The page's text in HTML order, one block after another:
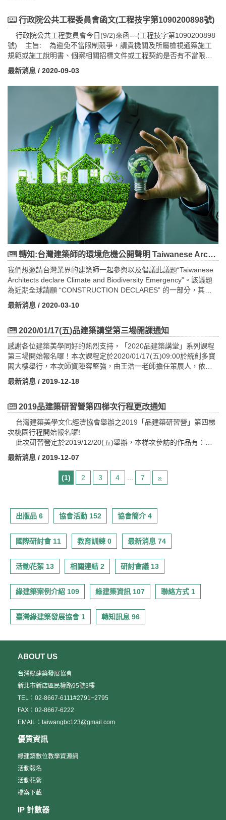
確認合格者必須全程參加財團法人台灣建築中心擇期開辦之「綠建
築評定儲備小組成員培訓課程」，以取得評定小組成員之合格證
書。有關評定小組成員之責任義務規定，請至財團法人台灣建築中
心參閱「財團法人台灣建築中心綠建築評定小組成員作業規定」。
行政院公共工程委員會函文(工程技字第1090200898號)
行政院公共工程委員會今日(9/2)來函---(工程技字第1090200898
號) 主旨: 為避免不當限制競爭，請貴機關及所屬檢視通案施工
規範或施工說明書、個案相關招標文件或工程契約是否有不當限制
使用摻用再生粒料之高壓混凝土地磚產品，詳如說明，請查
照。 公文來函正本請詳本新聞附件。
最新消息 / 2020-09-03
轉知:台灣建築師的環境危機公開聲明 Taiwanese Architects declare Climate and Biodiversity Emergency
我們想邀請台灣業界的建築師一起參與以及倡議此議題“Taiwanese
Architects declare Climate and Biodiversity Emergency”。該議題
為近期全球請願 “CONSTRUCTION DECLARES” 的一部分，其目
標是將建築和建築環境的各個方面統一起來。這既是對我們地球環
境危機的公開聲明，也是對應對氣候崩潰和生物多樣性崩潰採取積
We would like to invite all Taiwanese architects to join us in the:
Emergency” as part of the recent global petition
“CONSTRUCTION DECLARES” which goal is to unite all strands
of construction and the built environment. It is both a public
declaration of our planet’s environmental crises and a
breakdown and biodiversity
collapse.https://tw.architectsdeclare.com/ ▍創始簽署人
Founding signatories:
九典聯合建築師事務所 Bio-Architecture Formosana, 潘冀聯合建築
師 JJP Architects , 境向聯合建築師事務所 , 衍序規劃設計 - BIAS
#architectsdeclaretw #architectsdeclare #constructiondeclares
最新消息 / 2020-03-10
2020/01/17(五)品建築講堂第三場開課通知
感謝各位建築美學同好的熱烈支持，「2020品建築講堂」系列課程
第三場開始報名囉！本次課程定於2020/01/17(五)09:00於統創多寶
閣大樓舉行，本次師資陣容堅強，由王浩一老師擔任策展人，依據
建築美學10大指標之「地域文化風格」，訂定本場主題：「解構建
築魂的天際線」，期以建築的「人文線索」&「地域文化」的社群聚
其中包括：王浩一老師帶來的「從地方建築的新與舊織疊，觀看人
復後開始的現代性探索」、劉國滄老師帶領大家「從台南經驗與嵩
口模式談地方複層脈絡」以及謝宗哲老師談論「日本的『地方創生
系』建築」等，內容精彩可期，席次有限，敬請及早報名。活動資
訊及報名方式，請見報名網址：
早鳥票於即日起2020/1/3(五)為止， 數量有限，敬請儘早報名 ！
最新消息 / 2019-12-18
2019品建築研習營第四梯次行程更改通知
台灣建築美學文化經濟協會舉辦之2019「品建築研習營」第四梯
次桃園行程開始報名囉!
此次研習營定於2019/12/20(五)舉辦，本梯次參訪的作品有：
捷寶雲品(邀請中)、桃園市立圖書館龍岡分館、三本公園社區(邀
請中)、YKK楊梅建材廠及展示中心...等
歡迎對台灣建築美學認同及關切的人士一起享受品建築的樂趣!
報名詳細資訊請參考線上報名表~ 本梯次研習營為今年度壓軸參
最新消息 / 2019-12-07
(1) 2 3 4 7 »
出版品 6 協會活動 152 協會簡介 4
國際研討會 11 教育訓練 0 最新消息 74
活動花絮 13 相關連結 2 研討會議 13
綠建築案例介紹 109 綠建築資訊 107 聯絡方式 1
臺灣綠建築發展協會 1 轉知訊息 96
ABOUT US
台灣綠建築發展協會
新北市新店區民權路95號3樓
TEL：02-8667-6111#2791~2795
FAX：02-8667-6222
EMAIL：taiwangbc123@gmail.com
優質資訊
綠建築數位教學資源網
活動報名
活動花絮
檔案下載
IP 計數器